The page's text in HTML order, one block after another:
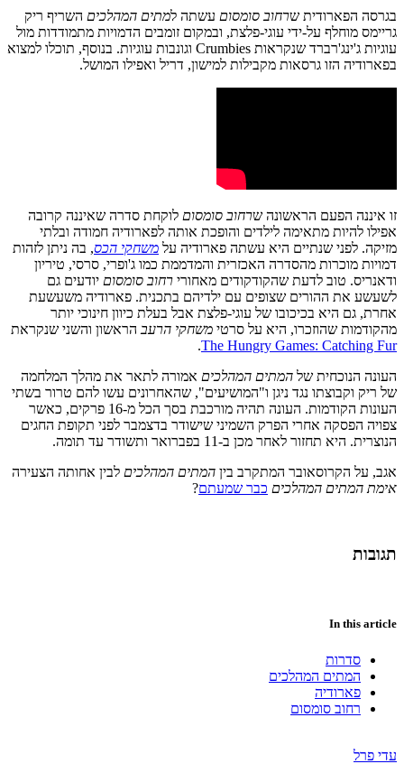
בגרסה הפארודית שרחוב סומסום עשתה למתים המהלכים השריף ריק
גריימס מוחלף על-ידי עוגי-פלצת, ובמקום זומבים הדמויות מתמודדות מול
עוגיות ג'ינג'רברד שנקראות Crumbies וגונבות עוגיות. בנוסף, תוכלו למצוא
בפארודיה הזו גרסאות מקבילות למישון, דריל ואפילו המושל.
זו איננה הפעם הראשונה שרחוב סומסום לוקחת סדרה שאיננה קרובה
אפילו להיות מתאימה לילדים והופכת אותה לפארודיה חמודה ובלתי
מזיקה. לפני שנתיים היא עשתה פארודיה על משחקי הכס, בה ניתן לזהות
דמויות מוכרות מהסדרה האכזרית והמדממת כמו ג'ופרי, סרסי, טיריון
ודאנריס. טוב לדעת שהקודקודים מאחורי רחוב סומסום יודעים גם
לשעשע את ההורים שצופים עם ילדיהם בתכנית. פארודיה משעשעת
אחרת, גם היא בכיכובו של עוגי-פלצת אבל בעלת כיוון חינוכי יותר
מהקודמות שהוזכרו, היא על סרטי משחקי הרעב הראשון והשני שנקראת
The Hungry Games: Catching Fur
.
העונה הנוכחית של המתים המהלכים אמורה לתאר את מהלך המלחמה
של ריק וקבוצתו נגד ניגן ו"המושיעים", שהאחרונים עשו להם טרור בשתי
העונות הקודמות. העונה תהיה מורכבת בסך הכל מ-16 פרקים, כאשר
צפויה הפסקה אחרי הפרק השמיני שישודר בדצמבר לפני תקופת החגים
הנוצרית. היא תחזור לאחר מכן ב-11 בפברואר ותשודר עד תומה.
אגב, על הקרוסאובר המתקרב בין המתים המהלכים לבין אחותה הצעירה
אימת המתים המהלכים כבר שמעתם?
תגובות
In this article
סדרות
המתים המהלכים
פארודיה
רחוב סומסום
עדי פרל